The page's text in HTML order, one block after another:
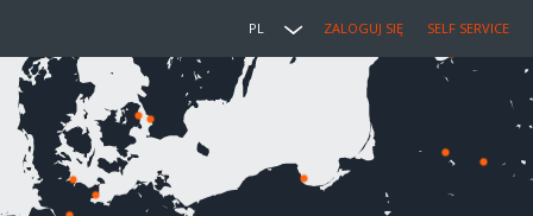
PL ZALOGUJ SIĘ SELF SERVICE